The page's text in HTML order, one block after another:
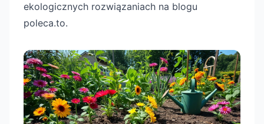
ekologicznych rozwiązaniach na blogu
poleca.to.